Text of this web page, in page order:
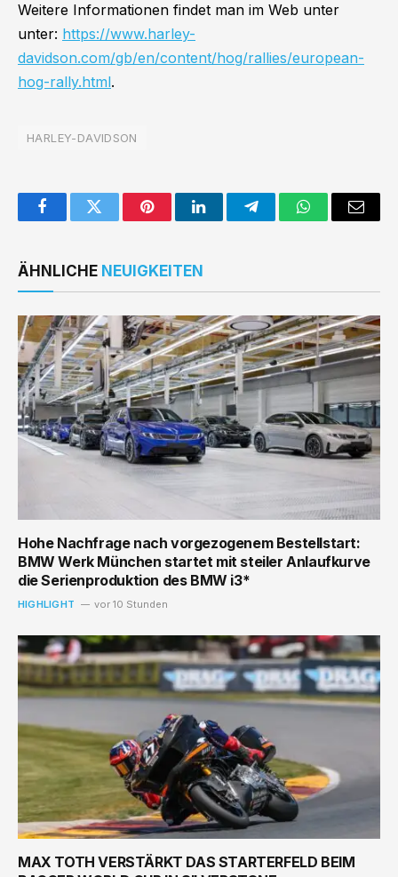
Weitere Informationen findet man im Web unter
unter: https://www.harley-
davidson.com/gb/en/content/hog/rallies/european-
hog-rally.html.
HARLEY-DAVIDSON
FacebookTwitter PinterestLinkedInTelegramWhatsAppEmail
ÄHNLICHE NEUIGKEITEN
Hohe Nachfrage nach vorgezogenem Bestellstart:
BMW Werk München startet mit steiler Anlaufkurve
die Serienproduktion des BMW i3*
HIGHLIGHT vor 10 Stunden
MAX TOTH VERSTÄRKT DAS STARTERFELD BEIM